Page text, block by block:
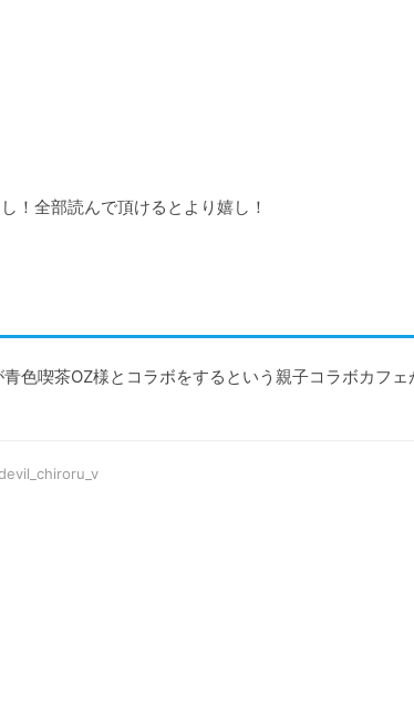
！全部読んで頂けるとより嬉し！
色喫茶OZ様とコラボをするという親子コラボカフェ